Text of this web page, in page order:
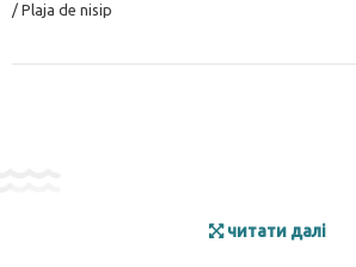
/ Plaja de nisip
читати далі